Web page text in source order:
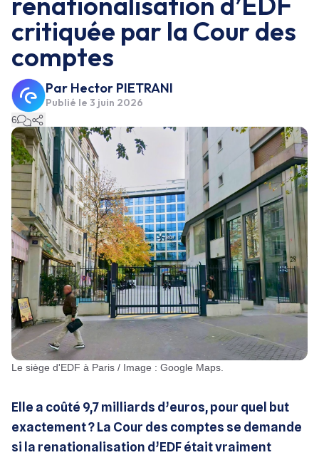
critiquée par la Cour des
comptes
Par Hector PIETRANI
Publié le 3 juin 2026
6
Le siège d'EDF à Paris / Image : Google Maps.
Elle a coûté 9,7 milliards d’euros, pour quel but
exactement ? La Cour des comptes se demande
si la renationalisation d’EDF était vraiment